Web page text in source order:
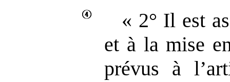
« 2° Il est
et à la mise
prévus à